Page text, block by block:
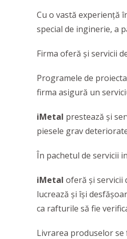
Cu o vastă experiență
special de inginerie, a
Firma oferă şi servicii
Programele de
firma asigură un
iMetal prestează și
piesele grav
În pachetul de servicii
iMetal oferă şi servicii
lucrează și își
ca rafturile să fie
Livrarea produselor se